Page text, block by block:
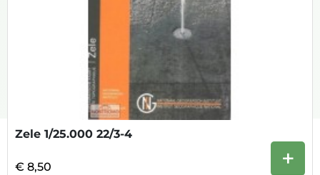
Zele 1/25.000 22/3-4
€ 8,50 +